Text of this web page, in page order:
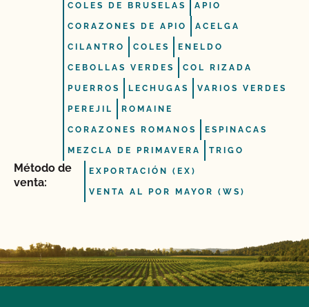
COLES DE BRUSELAS APIO
CORAZONES DE APIO ACELGA
CILANTRO COLES ENELDO
CEBOLLAS VERDES COL RIZADA
PUERROS LECHUGAS VARIOS VERDES
PEREJIL ROMAINE
CORAZONES ROMANOS ESPINACAS
MEZCLA DE PRIMAVERA TRIGO
Método de
venta:
EXPORTACIÓN (EX)
VENTA AL POR MAYOR (WS)